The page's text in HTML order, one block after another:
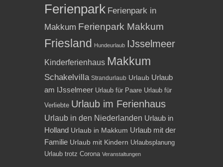
Ferienpark Ferienpark in
Makkum Ferienpark Makkum
Friesland Hundeurlaub IJsselmeer
Kinderferienhaus Makkum
Schakelvilla Strandurlaub Urlaub Urlaub
am IJsselmeer Urlaub für Paare Urlaub für
Verliebte Urlaub im Ferienhaus
Urlaub in den Niederlanden Urlaub in
Holland Urlaub in Makkum Urlaub mit der
Familie Urlaub mit Kindern Urlaubsplanung
Urlaub trotz Corona Veranstaltungen